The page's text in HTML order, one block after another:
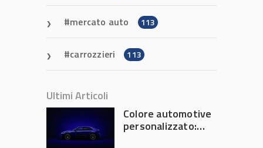
mercato auto 113
carrozzieri 113
Ultimi Articoli
Colore automotive
personalizzato: